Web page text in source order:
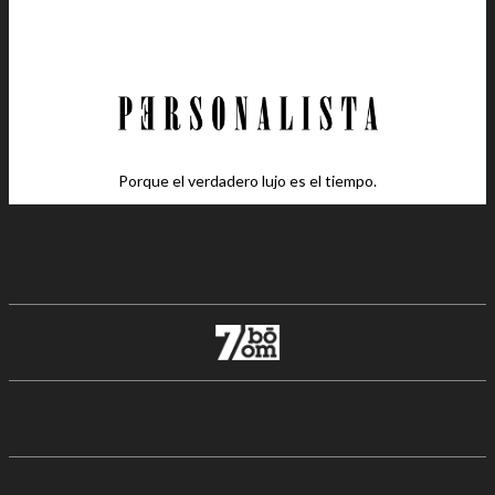
Porque el verdadero lujo es el tiempo.